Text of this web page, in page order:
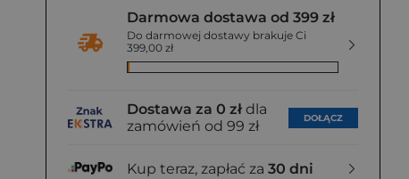
Darmowa dostawa od 399 zł
Do darmowej dostawy brakuje Ci
399,00 zł
Dostawa za 0 zł dla
zamówień od 99 zł
DOŁĄCZ
Kup teraz, zapłać za 30 dni